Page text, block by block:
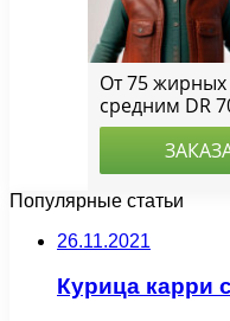
Популярные статьи
26.11.2021
Курица карри